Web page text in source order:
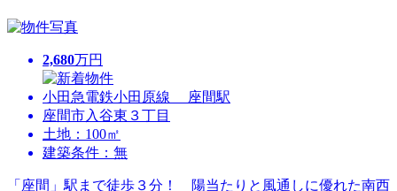
2,680万円
小田急電鉄小田原線 座間駅
座間市入谷東３丁目
土地：100㎡
建築条件：無
「座間」駅まで徒歩３分！ 陽当たりと風通しに優れた南西